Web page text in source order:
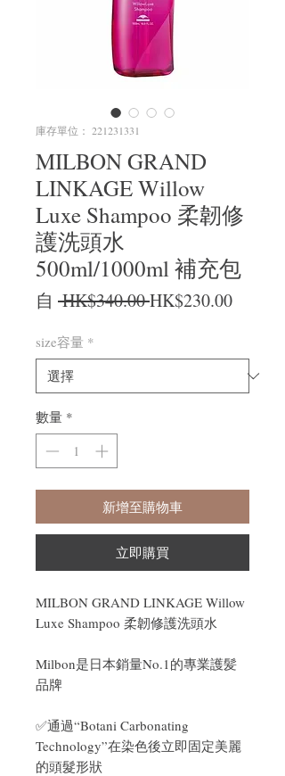
庫存單位： 221231331
MILBON GRAND
LINKAGE Willow
Luxe Shampoo 柔韌修
護洗頭水
500ml/1000ml 補充包
自 HK$340.00 一般價格
HK$230.00促銷價
size容量 *
數量 *
新增至購物車
立即購買
MILBON GRAND LINKAGE Willow
Luxe Shampoo 柔韌修護洗頭水
Milbon是日本銷量No.1的專業護髪
品牌
✅通過“Botani Carbonating
Technology”在染色後立即固定美麗
的頭髮形狀